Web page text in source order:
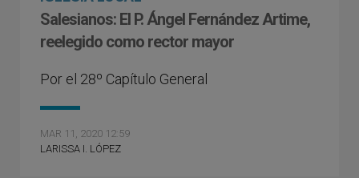
Salesianos: El P. Ángel Fernández Artime,
reelegido como rector mayor
Por el 28º Capítulo General
MAR 11, 2020 12:59
LARISSA I. LÓPEZ